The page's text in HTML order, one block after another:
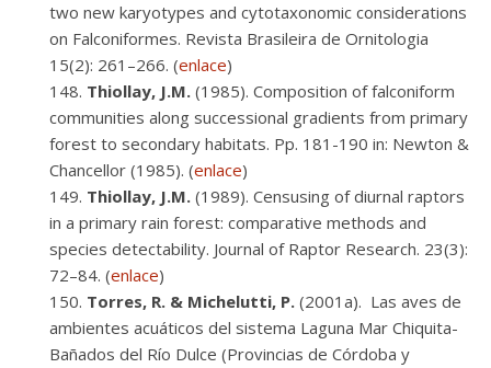
two new karyotypes and cytotaxonomic considerations
on Falconiformes. Revista Brasileira de Ornitologia
15(2): 261–266. (enlace)
Thiollay, J.M. (1985). Composition of falconiform
communities along successional gradients from primary
forest to secondary habitats. Pp. 181-190 in: Newton &
Chancellor (1985). (enlace)
Thiollay, J.M. (1989). Censusing of diurnal raptors
in a primary rain forest: comparative methods and
species detectability. Journal of Raptor Research. 23(3):
72–84. (enlace)
Torres, R. & Michelutti, P. (2001a). Las aves de
ambientes acuáticos del sistema Laguna Mar Chiquita-
Bañados del Río Dulce (Provincias de Córdoba y